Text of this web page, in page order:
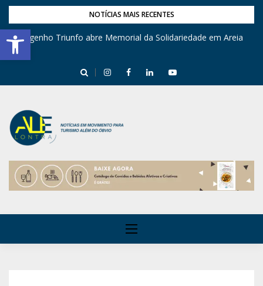
Barra de Ferramentas Aberta
NOTÍCIAS MAIS RECENTES
Engenho Triunfo abre Memorial da Solidariedade em Areia